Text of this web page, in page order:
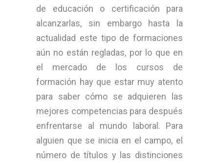
de educación o certificación para
alcanzarlas, sin embargo hasta la
actualidad este tipo de formaciones
aún no están regladas, por lo que en
el mercado de los cursos de
formación hay que estar muy atento
para saber cómo se adquieren las
mejores competencias para después
enfrentarse al mundo laboral. Para
alguien que se inicia en el campo, el
número de títulos y las distinciones